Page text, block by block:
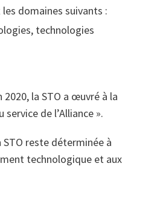
domaines suivants :
technologies
2020, la STO a œuvré à la
de l’Alliance ».
reste déterminée à
technologique et aux